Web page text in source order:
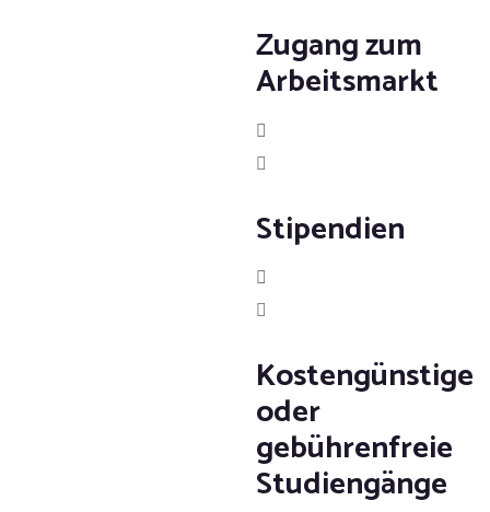
Zugang zum
Arbeitsmarkt
Stipendien
Kostengünstige
oder
gebührenfreie
Studiengänge